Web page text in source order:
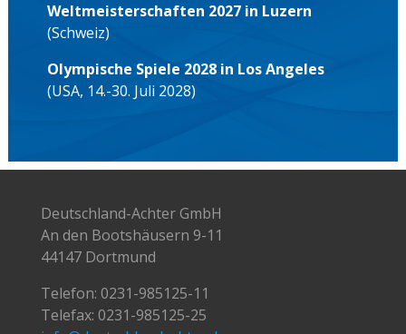
Weltmeisterschaften 2027 in Luzern
(Schweiz)
Olympische Spiele 2028 in Los Angeles
(USA, 14.-30. Juli 2028)
Deutschland-Achter GmbH
An den Bootshäusern 9-11
44147 Dortmund
Telefon: 0231-985125-11
Telefax: 0231-985125-25